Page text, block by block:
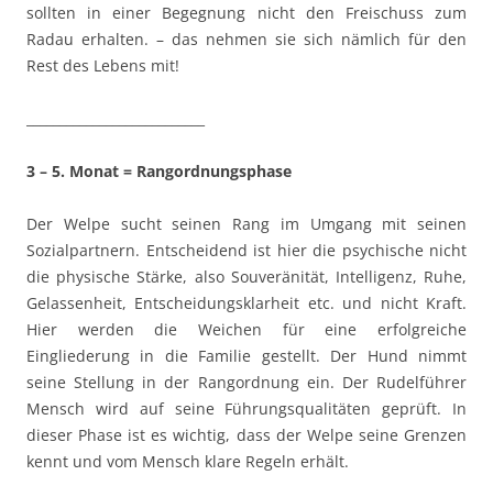
sollten in einer Begegnung nicht den Freischuss zum
Radau erhalten. – das nehmen sie sich nämlich für den
Rest des Lebens mit!
3 – 5. Monat = Rangordnungsphase
Der Welpe sucht seinen Rang im Umgang mit seinen
Sozialpartnern. Entscheidend ist hier die psychische nicht
die physische Stärke, also Souveränität, Intelligenz, Ruhe,
Gelassenheit, Entscheidungsklarheit etc. und nicht Kraft.
Hier werden die Weichen für eine erfolgreiche
Eingliederung in die Familie gestellt. Der Hund nimmt
seine Stellung in der Rangordnung ein. Der Rudelführer
Mensch wird auf seine Führungsqualitäten geprüft. In
dieser Phase ist es wichtig, dass der Welpe seine Grenzen
kennt und vom Mensch klare Regeln erhält.